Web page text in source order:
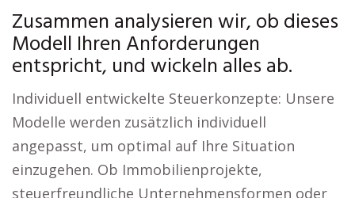
Zusammen analysieren wir, ob dieses
Modell Ihren Anforderungen
entspricht, und wickeln alles ab.
Individuell entwickelte Steuerkonzepte: Unsere
Modelle werden zusätzlich individuell
angepasst, um optimal auf Ihre Situation
einzugehen. Ob Immobilienprojekte,
steuerfreundliche Unternehmensformen oder